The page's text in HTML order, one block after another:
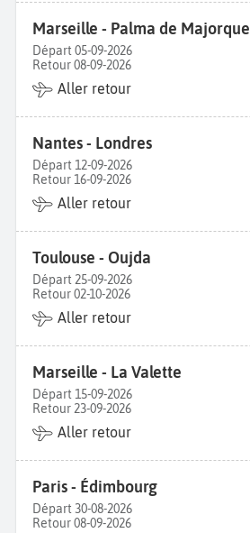
Marseille - Palma de Majorque
Départ 05-09-2026
Retour 08-09-2026
Aller retour
Nantes - Londres
Départ 12-09-2026
Retour 16-09-2026
Aller retour
Toulouse - Oujda
Départ 25-09-2026
Retour 02-10-2026
Aller retour
Marseille - La Valette
Départ 15-09-2026
Retour 23-09-2026
Aller retour
Paris - Édimbourg
Départ 30-08-2026
Retour 08-09-2026